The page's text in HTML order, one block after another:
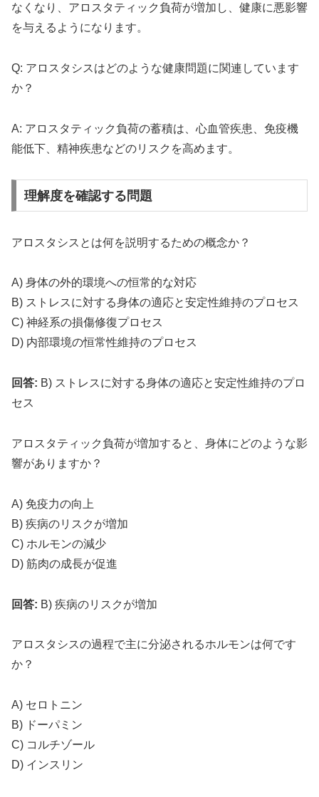
なくなり、アロスタティック負荷が増加し、健康に悪影響
を与えるようになります。
Q: アロスタシスはどのような健康問題に関連しています
か？
A: アロスタティック負荷の蓄積は、心血管疾患、免疫機
能低下、精神疾患などのリスクを高めます。
理解度を確認する問題
アロスタシスとは何を説明するための概念か？
A) 身体の外的環境への恒常的な対応
B) ストレスに対する身体の適応と安定性維持のプロセス
C) 神経系の損傷修復プロセス
D) 内部環境の恒常性維持のプロセス
回答: B) ストレスに対する身体の適応と安定性維持のプロ
セス
アロスタティック負荷が増加すると、身体にどのような影
響がありますか？
A) 免疫力の向上
B) 疾病のリスクが増加
C) ホルモンの減少
D) 筋肉の成長が促進
回答: B) 疾病のリスクが増加
アロスタシスの過程で主に分泌されるホルモンは何です
か？
A) セロトニン
B) ドーパミン
C) コルチゾール
D) インスリン